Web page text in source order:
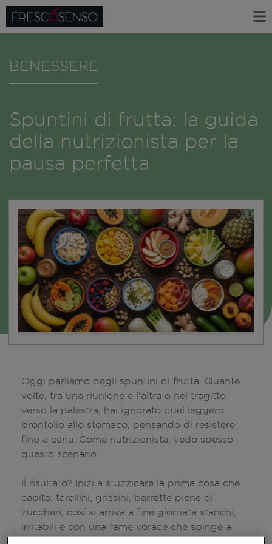
BENESSERE
Spuntini di frutta: la guida
della nutrizionista per la
pausa perfetta
Oggi parliamo degli spuntini di frutta. Quante
volte, tra una riunione e l'altra o nel tragitto
verso la palestra, hai ignorato quel leggero
brontolio allo stomaco, pensando di resistere
fino a cena. Come nutrizionista, vedo spesso
questo scenario.
Il risultato? Inizi a stuzzicare la prima cosa che
capita, tarallini, grissini, barrette piene di
zuccheri, così si arriva a fine giornata stanchi,
irritabili e con una fame vorace che spinge a